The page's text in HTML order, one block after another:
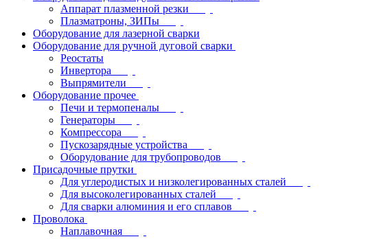
Аппарат плазменной резки
Плазматроны, ЗИПы
Оборудование для лазерной сварки
Оборудование для ручной дуговой сварки
Реостаты
Инвертора
Выпрямители
Оборудование прочее
Печи и термопеналы
Генераторы
Компрессора
Пускозарядные устройства
Оборудование для трубопроводов
Присадочные прутки
Для углеродистых и низколегированных сталей
Для высоколегированных сталей
Для сварки алюминия и его сплавов
Проволока
Наплавочная